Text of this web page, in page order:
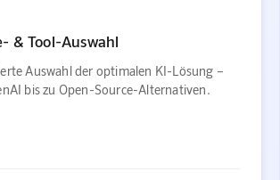
& Tool-Auswahl
Auswahl der optimalen KI-Lösung –
bis zu Open-Source-Alternativen.